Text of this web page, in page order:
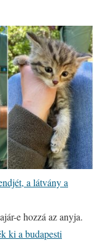
a látvány a
e hozzá az anyja.
ki a budapesti